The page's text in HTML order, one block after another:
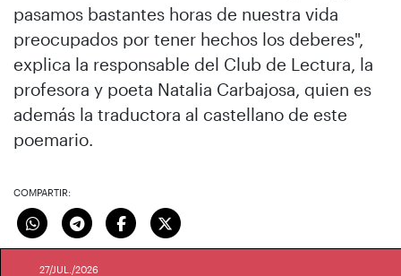
pasamos bastantes horas de nuestra vida
preocupados por tener hechos los deberes",
explica la responsable del Club de Lectura, la
profesora y poeta Natalia Carbajosa, quien es
además la traductora al castellano de este
poemario.
COMPARTIR:
27/JUL./2026